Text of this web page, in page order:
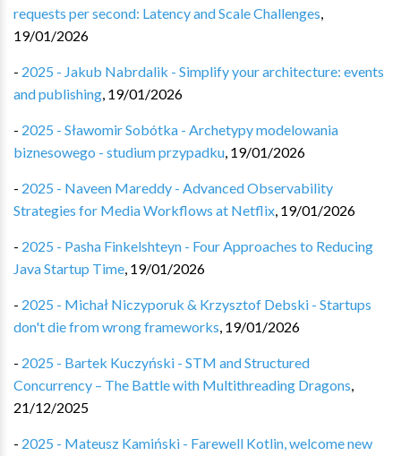
requests per second: Latency and Scale Challenges,
19/01/2026
- 2025 - Jakub Nabrdalik - Simplify your architecture: events
and publishing, 19/01/2026
- 2025 - Sławomir Sobótka - Archetypy modelowania
biznesowego - studium przypadku, 19/01/2026
- 2025 - Naveen Mareddy - Advanced Observability
Strategies for Media Workflows at Netflix, 19/01/2026
- 2025 - Pasha Finkelshteyn - Four Approaches to Reducing
Java Startup Time, 19/01/2026
- 2025 - Michał Niczyporuk & Krzysztof Debski - Startups
don't die from wrong frameworks, 19/01/2026
- 2025 - Bartek Kuczyński - STM and Structured
Concurrency – The Battle with Multithreading Dragons,
21/12/2025
- 2025 - Mateusz Kamiński - Farewell Kotlin, welcome new